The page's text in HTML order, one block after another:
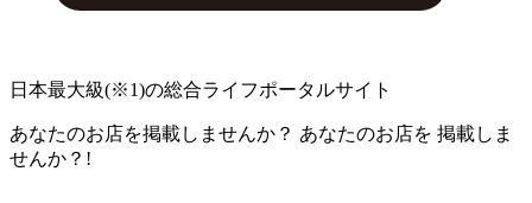
日本最大級(※1)の総合ライフポータルサイト
あなたのお店を掲載しませんか？ あなたのお店を 掲載しま
せんか？!